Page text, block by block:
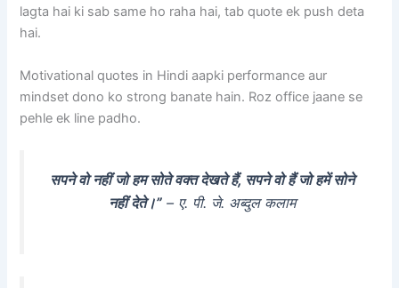
lagta hai ki sab same ho raha hai, tab quote ek push deta
hai.
Motivational quotes in Hindi aapki performance aur
mindset dono ko strong banate hain. Roz office jaane se
pehle ek line padho.
सपने वो नहीं जो हम सोते वक्त देखते हैं, सपने वो हैं जो हमें सोने
नहीं देते।”– ए. पी. जे. अब्दुल कलाम